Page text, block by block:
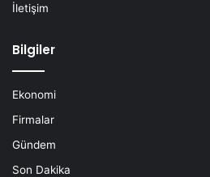
İletişim
Bilgiler
Ekonomi
Firmalar
Gündem
Son Dakika